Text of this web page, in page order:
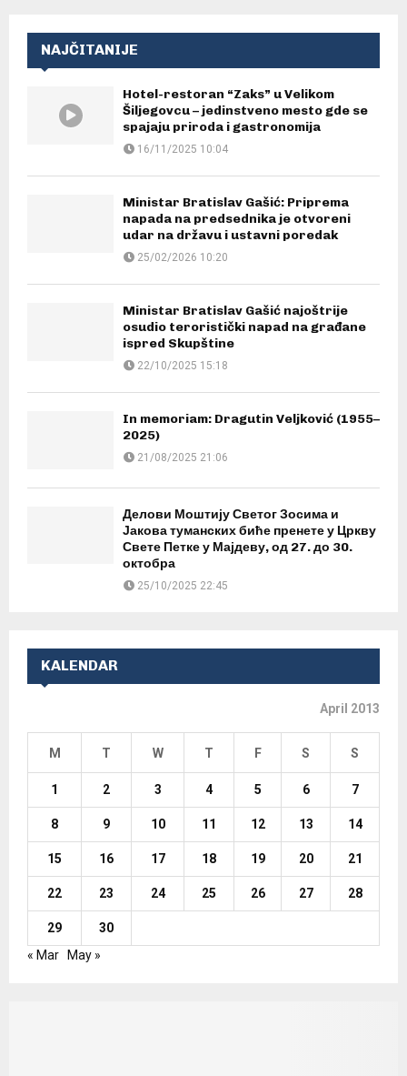
NAJČITANIJE
Hotel-restoran “Zaks” u Velikom
Šiljegovcu – jedinstveno mesto gde se
spajaju priroda i gastronomija
16/11/2025 10:04
Ministar Bratislav Gašić: Priprema
napada na predsednika je otvoreni
udar na državu i ustavni poredak
25/02/2026 10:20
Ministar Bratislav Gašić najoštrije
osudio teroristički napad na građane
ispred Skupštine
22/10/2025 15:18
In memoriam: Dragutin Veljković (1955–
2025)
21/08/2025 21:06
Делови Моштију Светог Зосима и
Јакова туманских биће пренете у Цркву
Свете Петке у Мајдеву, од 27. до 30.
октобра
25/10/2025 22:45
KALENDAR
April 2013
M T W T F S S
1 2 3 4 5 6 7
8 9 10 11 12 13 14
15 16 17 18 19 20 21
22 23 24 25 26 27 28
29
30
« Mar
May »